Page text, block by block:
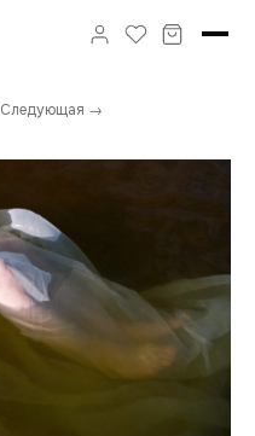
Следующая →